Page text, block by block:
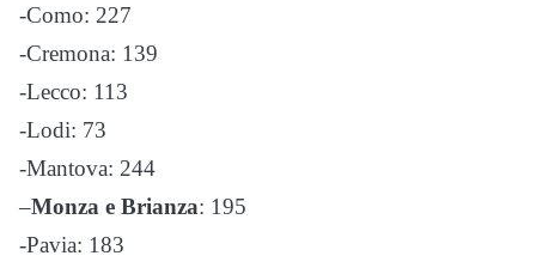
-Como: 227
-Cremona: 139
-Lecco: 113
-Lodi: 73
-Mantova: 244
–Monza e Brianza: 195
-Pavia: 183